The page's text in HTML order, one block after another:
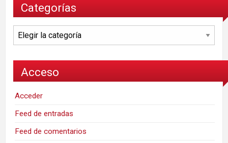
Categorías
Categorías
Acceso
Acceder
Feed de entradas
Feed de comentarios